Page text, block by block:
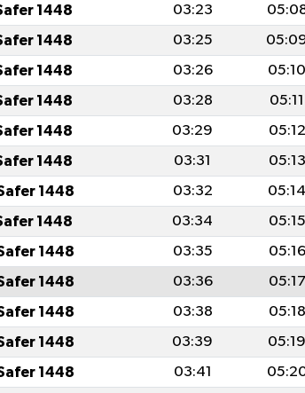
1448 03:23
1448 03:25
1448 03:26 05:10
1448 03:28 05:11
1448 03:29 05:12
1448 03:31 05:13
1448 03:32 05:14
1448 03:34 05:15
1448 03:35 05:16
1448 03:36 05:17
1448 03:38 05:18
1448 03:39 05:19
1448 03:41